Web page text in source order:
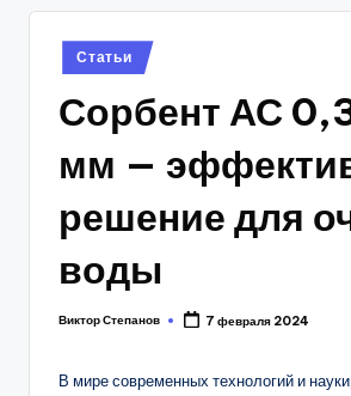
Posted
in
Статьи
Сорбент АС
мм —
решение для
воды
Posted
Виктор Степанов 7 февраля 2024
В мире современных технологий и